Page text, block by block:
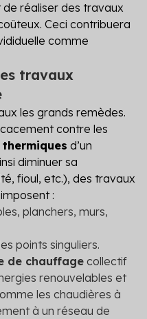
réaliser des travaux
Ceci contribuera
comme
travaux
les grands remèdes.
contre les
d’un
diminuer sa
fioul, etc.), des travaux
:
planchers, murs,
points singuliers.
de chauffage collectif
renouvelables et
les chaudières à
à un réseau de